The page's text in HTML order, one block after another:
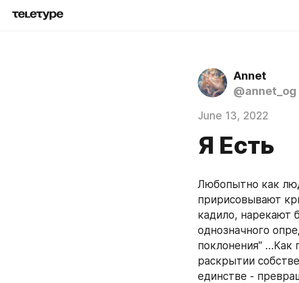
Annet
@annet_og
June 13, 2022
Я Есть
Любопытно как
пририсовывают
кадило, нарекают
однозначного
поклонения" …Как
раскрытии
единстве -